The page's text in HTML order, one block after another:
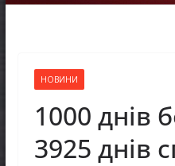
НОВИНИ
1000 днів
3925 днів